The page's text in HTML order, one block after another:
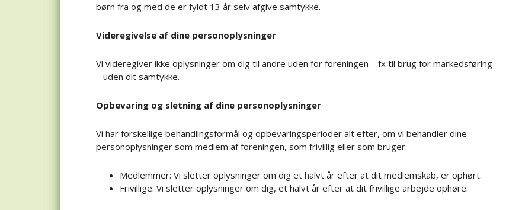
børn fra og med de er fyldt 13 år selv afgive samtykke.
Videregivelse af dine personoplysninger
Vi videregiver ikke oplysninger om dig til andre uden for foreningen – fx til brug for markedsføring
– uden dit samtykke.
Opbevaring og sletning af dine personoplysninger
Vi har forskellige behandlingsformål og opbevaringsperioder alt efter, om vi behandler dine
personoplysninger som medlem af foreningen, som frivillig eller som bruger:
Medlemmer: Vi sletter oplysninger om dig et halvt år efter at dit medlemskab, er ophørt.
Frivillige: Vi sletter oplysninger om dig, et halvt år efter at dit frivillige arbejde ophøre.